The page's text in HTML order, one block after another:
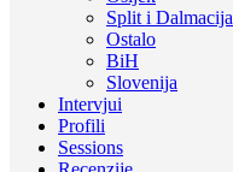
Split i Dalmacija
Ostalo
BiH
Slovenija
Intervjui
Profili
Sessions